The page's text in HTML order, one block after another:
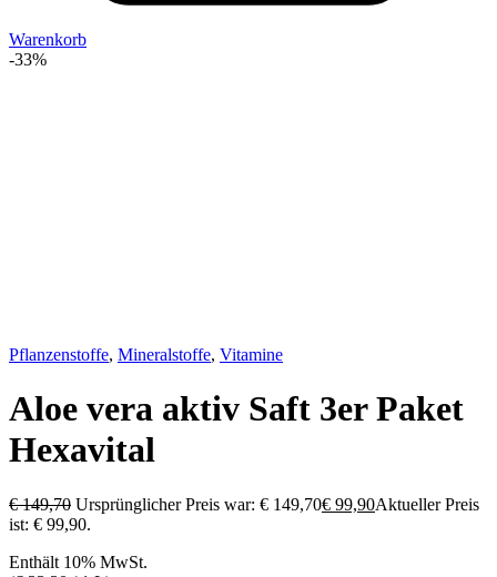
Warenkorb
-33%
Pflanzenstoffe, Mineralstoffe, Vitamine
Aloe vera aktiv Saft 3er Paket
Hexavital
€149,70 Ursprünglicher Preis war: € 149,70€ 99,90Aktueller Preis
ist: € 99,90.
Enthält 10% MwSt.